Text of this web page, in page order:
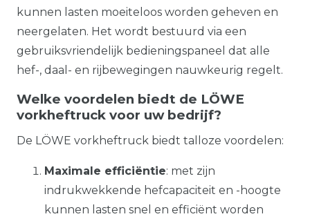
kunnen lasten moeiteloos worden geheven en
neergelaten. Het wordt bestuurd via een
gebruiksvriendelijk bedieningspaneel dat alle
hef-, daal- en rijbewegingen nauwkeurig regelt.
Welke voordelen biedt de LÖWE
vorkheftruck voor uw bedrijf?
De LÖWE vorkheftruck biedt talloze voordelen:
Maximale efficiëntie: met zijn
indrukwekkende hefcapaciteit en -hoogte
kunnen lasten snel en efficiënt worden